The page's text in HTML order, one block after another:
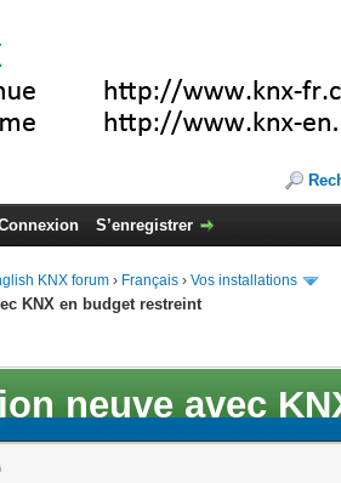
S’enregistrer
KNX forum › Français › Vos installations
KNX en budget restreint
neuve avec